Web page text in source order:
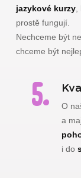
jazykové kurzy,
prostě fungují.
Nechceme být
chceme být
O
a
i do